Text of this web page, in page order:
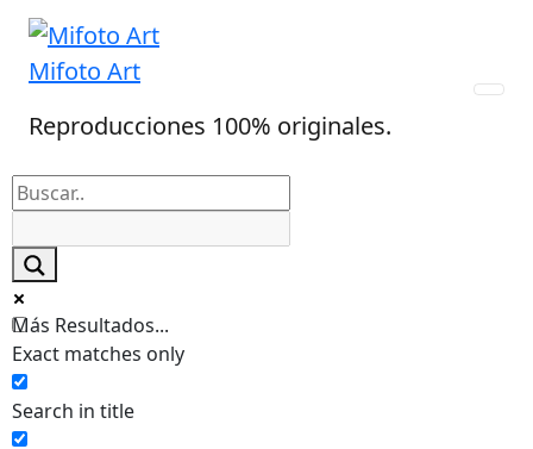
Skip
content
Mifoto Art
Reproducciones 100% originales.
Más Resultados...
Exact matches only
Search in title